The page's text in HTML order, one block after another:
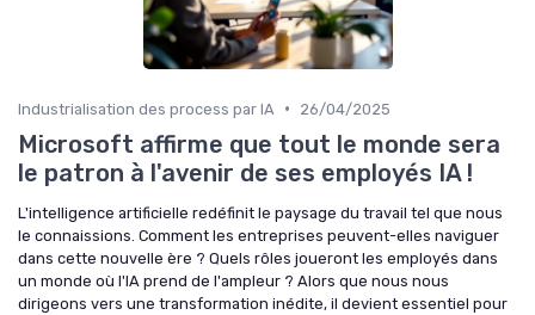
Industrialisation des process par IA • 26/04/2025
Microsoft affirme que tout le monde sera
le patron à l'avenir de ses employés IA !
L'intelligence artificielle redéfinit le paysage du travail tel que nous
le connaissions. Comment les entreprises peuvent-elles naviguer
dans cette nouvelle ère ? Quels rôles joueront les employés dans
un monde où l'IA prend de l'ampleur ? Alors que nous nous
dirigeons vers une transformation inédite, il devient essentiel pour